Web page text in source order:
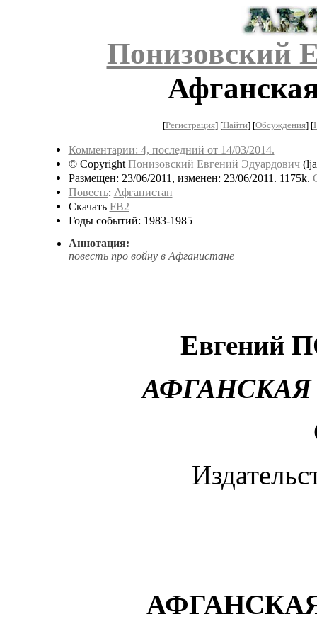
Понизовский
[Регистрация] [Найти] [Обсуждения] [
Комментарии: 4, последний от 14/03/2014.
© CopyrightПонизовский Евгений Эдуардович(
Размещен: 23/06/2011, изменен: 23/06/2011. 1175k.
Повесть: Афганистан
Скачать FB2
Годы событий: 1983-1985
Аннотация:
повесть про войну в Афганистане
Евгений